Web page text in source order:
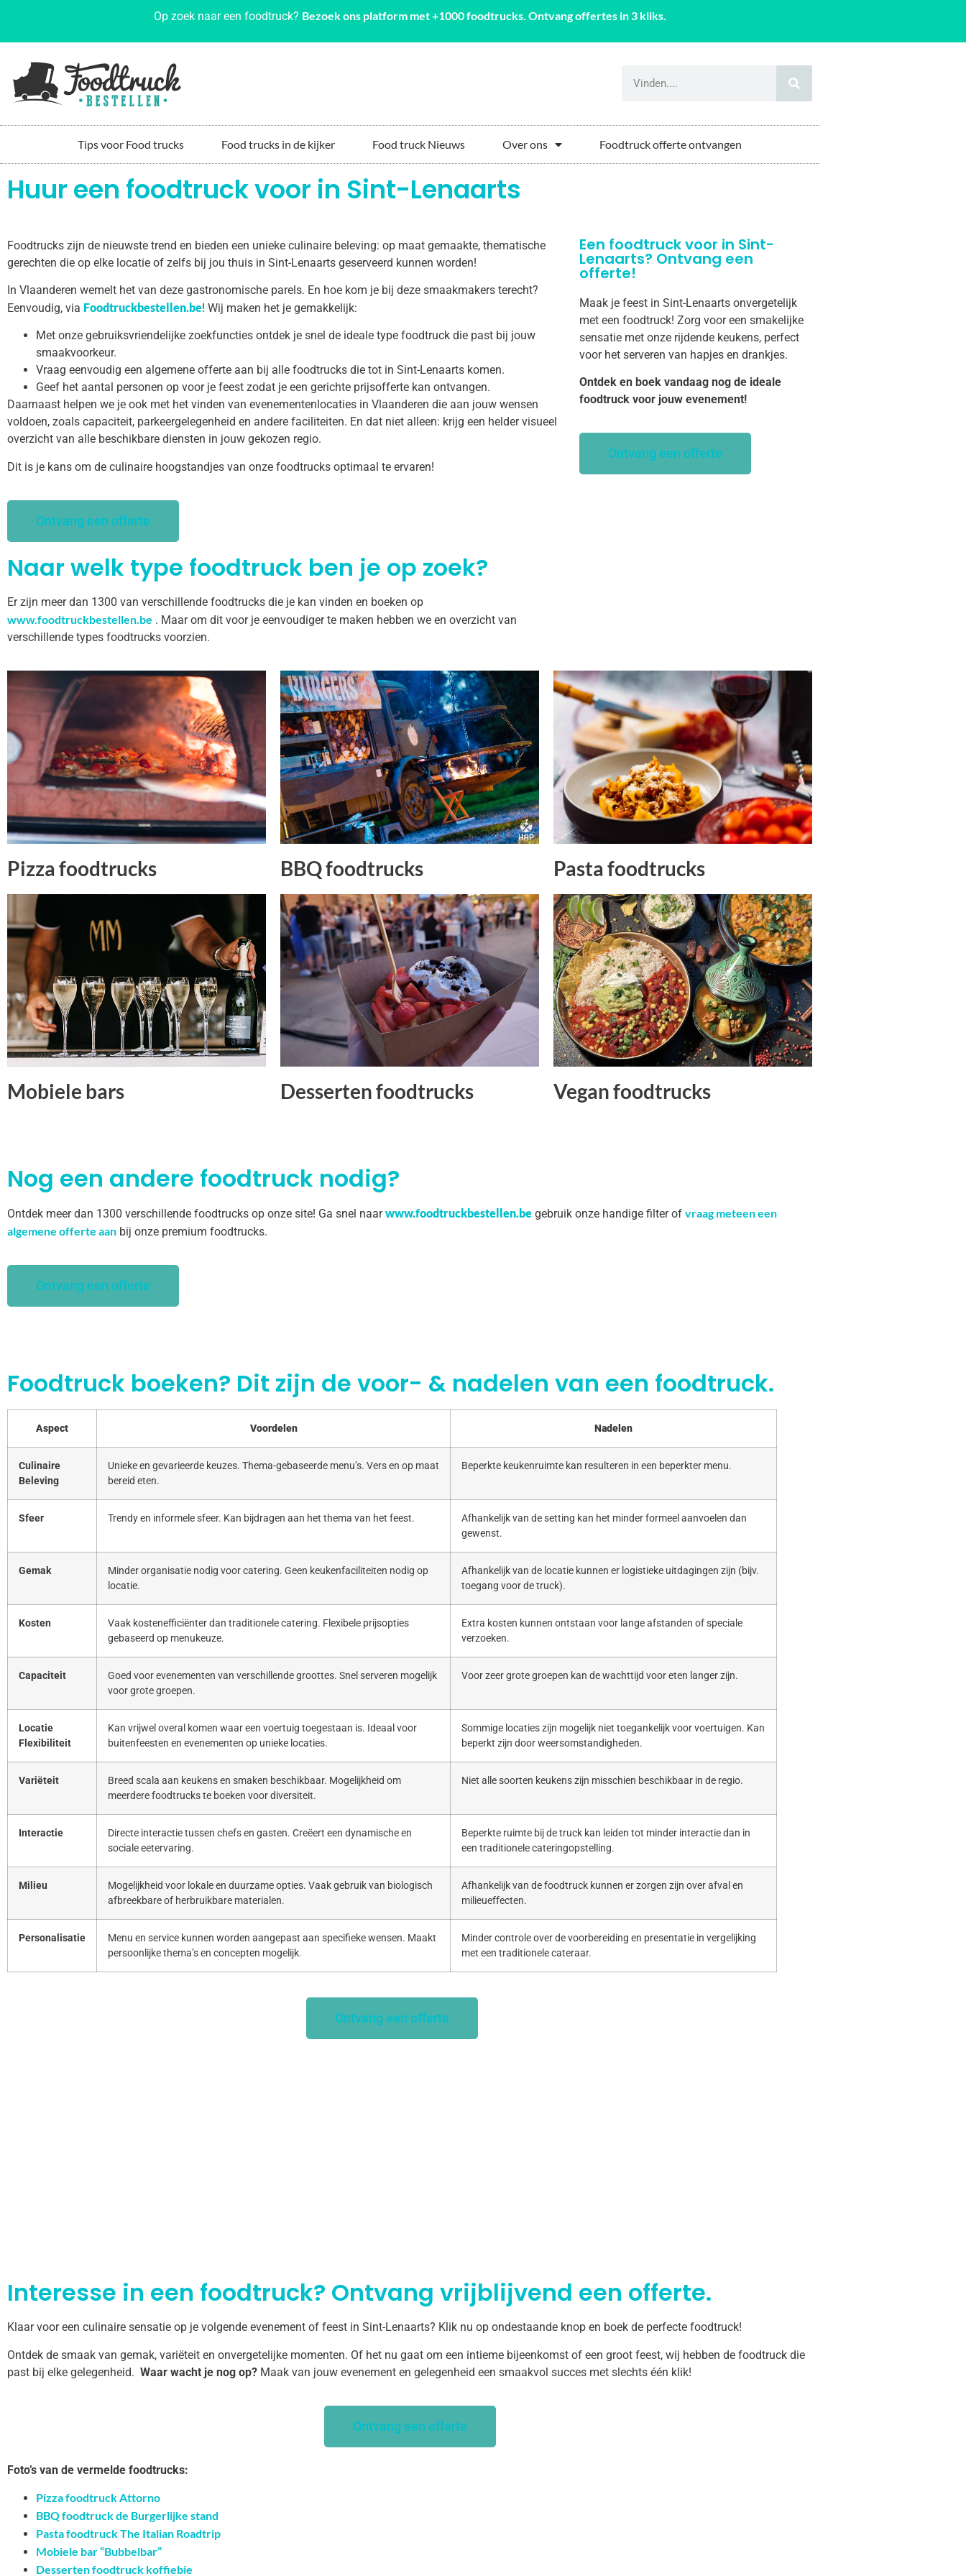
Op zoek naar een foodtruck? Bezoek ons platform met +1000 foodtrucks. Ontvang offertes in 3 kliks.
Tips voor Food trucks Food trucks in de kijker Food truck Nieuws Over ons Foodtruck offerte ontvangen
Huur een foodtruck voor in Sint-Lenaarts
Foodtrucks zijn de nieuwste trend en bieden een unieke culinaire beleving: op maat gemaakte, thematische
gerechten die op elke locatie of zelfs bij jou thuis in Sint-Lenaarts geserveerd kunnen worden!
In Vlaanderen wemelt het van deze gastronomische parels. En hoe kom je bij deze smaakmakers terecht?
Eenvoudig, via Foodtruckbestellen.be! Wij maken het je gemakkelijk:
Met onze gebruiksvriendelijke zoekfuncties ontdek je snel de ideale type foodtruck die past bij jouw
smaakvoorkeur.
Vraag eenvoudig een algemene offerte aan bij alle foodtrucks die tot in Sint-Lenaarts komen.
Geef het aantal personen op voor je feest zodat je een gerichte prijsofferte kan ontvangen.
Daarnaast helpen we je ook met het vinden van evenementenlocaties in Vlaanderen die aan jouw wensen
voldoen, zoals capaciteit, parkeergelegenheid en andere faciliteiten. En dat niet alleen: krijg een helder visueel
overzicht van alle beschikbare diensten in jouw gekozen regio.
Dit is je kans om de culinaire hoogstandjes van onze foodtrucks optimaal te ervaren!
Ontvang een offerte
Naar welk type foodtruck ben je op zoek?
Er zijn meer dan 1300 van verschillende foodtrucks die je kan vinden en boeken op
www.foodtruckbestellen.be . Maar om dit voor je eenvoudiger te maken hebben we en overzicht van
verschillende types foodtrucks voorzien.
Een foodtruck voor in Sint-
Lenaarts? Ontvang een
offerte!
Maak je feest in Sint-Lenaarts onvergetelijk
met een foodtruck! Zorg voor een smakelijke
sensatie met onze rijdende keukens, perfect
voor het serveren van hapjes en drankjes.
Ontdek en boek vandaag nog de ideale
foodtruck voor jouw evenement!
Ontvang een offerte
Pizza foodtrucks BBQ foodtrucks Pasta foodtrucks
Mobiele bars Desserten foodtrucks Vegan foodtrucks
Nog een andere foodtruck nodig?
Ontdek meer dan 1300 verschillende foodtrucks op onze site! Ga snel naarwww.foodtruckbestellen.be gebruik onze handige filter of vraag meteen een
algemene offerte aan bij onze premium foodtrucks.
Ontvang een offerte
Foodtruck boeken? Dit zijn de voor- & nadelen van een foodtruck.
Aspect Voordelen Nadelen
Culinaire
Beleving
Unieke en gevarieerde keuzes. Thema-gebaseerde menu’s. Vers en op maat
bereid eten.
Beperkte keukenruimte kan resulteren in een beperkter menu.
Sfeer Trendy en informele sfeer. Kan bijdragen aan het thema van het feest.
Afhankelijk van de setting kan het minder formeel aanvoelen dan
gewenst.
Gemak
Minder organisatie nodig voor catering. Geen keukenfaciliteiten nodig op
locatie.
Afhankelijk van de locatie kunnen er logistieke uitdagingen zijn (bijv.
toegang voor de truck).
Kosten
Vaak kostenefficiënter dan traditionele catering. Flexibele prijsopties
gebaseerd op menukeuze.
Extra kosten kunnen ontstaan voor lange afstanden of speciale
verzoeken.
Capaciteit
Goed voor evenementen van verschillende groottes. Snel serveren mogelijk
voor grote groepen.
Voor zeer grote groepen kan de wachttijd voor eten langer zijn.
Locatie
Flexibiliteit
Kan vrijwel overal komen waar een voertuig toegestaan is. Ideaal voor
buitenfeesten en evenementen op unieke locaties.
Sommige locaties zijn mogelijk niet toegankelijk voor voertuigen. Kan
beperkt zijn door weersomstandigheden.
Variëteit
Breed scala aan keukens en smaken beschikbaar. Mogelijkheid om
meerdere foodtrucks te boeken voor diversiteit.
Niet alle soorten keukens zijn misschien beschikbaar in de regio.
Interactie
Directe interactie tussen chefs en gasten. Creëert een dynamische en
sociale eetervaring.
Beperkte ruimte bij de truck kan leiden tot minder interactie dan in
een traditionele cateringopstelling.
Milieu
Mogelijkheid voor lokale en duurzame opties. Vaak gebruik van biologisch
afbreekbare of herbruikbare materialen.
Afhankelijk van de foodtruck kunnen er zorgen zijn over afval en
milieueffecten.
Personalisatie
Menu en service kunnen worden aangepast aan specifieke wensen. Maakt
persoonlijke thema’s en concepten mogelijk.
Minder controle over de voorbereiding en presentatie in vergelijking
met een traditionele cateraar.
Ontvang een offerte
Interesse in een foodtruck? Ontvang vrijblijvend een offerte.
Klaar voor een culinaire sensatie op je volgende evenement of feest in Sint-Lenaarts? Klik nu op ondestaande knop en boek de perfecte foodtruck!
Ontdek de smaak van gemak, variëteit en onvergetelijke momenten. Of het nu gaat om een intieme bijeenkomst of een groot feest, wij hebben de foodtruck die
past bij elke gelegenheid. Waar wacht je nog op? Maak van jouw evenement en gelegenheid een smaakvol succes met slechts één klik!
Ontvang een offerte
Foto’s van de vermelde foodtrucks:
Pizza foodtruck Attorno
BBQ foodtruck de Burgerlijke stand
Pasta foodtruck The Italian Roadtrip
Mobiele bar “Bubbelbar”
Desserten foodtruck koffiebie